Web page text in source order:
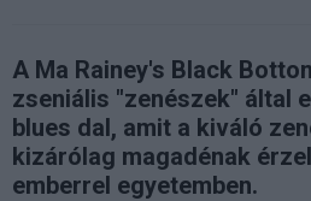
A Ma Rainey's Black
zseniális "zenészek" által
blues dal, amit a kiváló
kizárólag magadénak
emberrel egyetemben.